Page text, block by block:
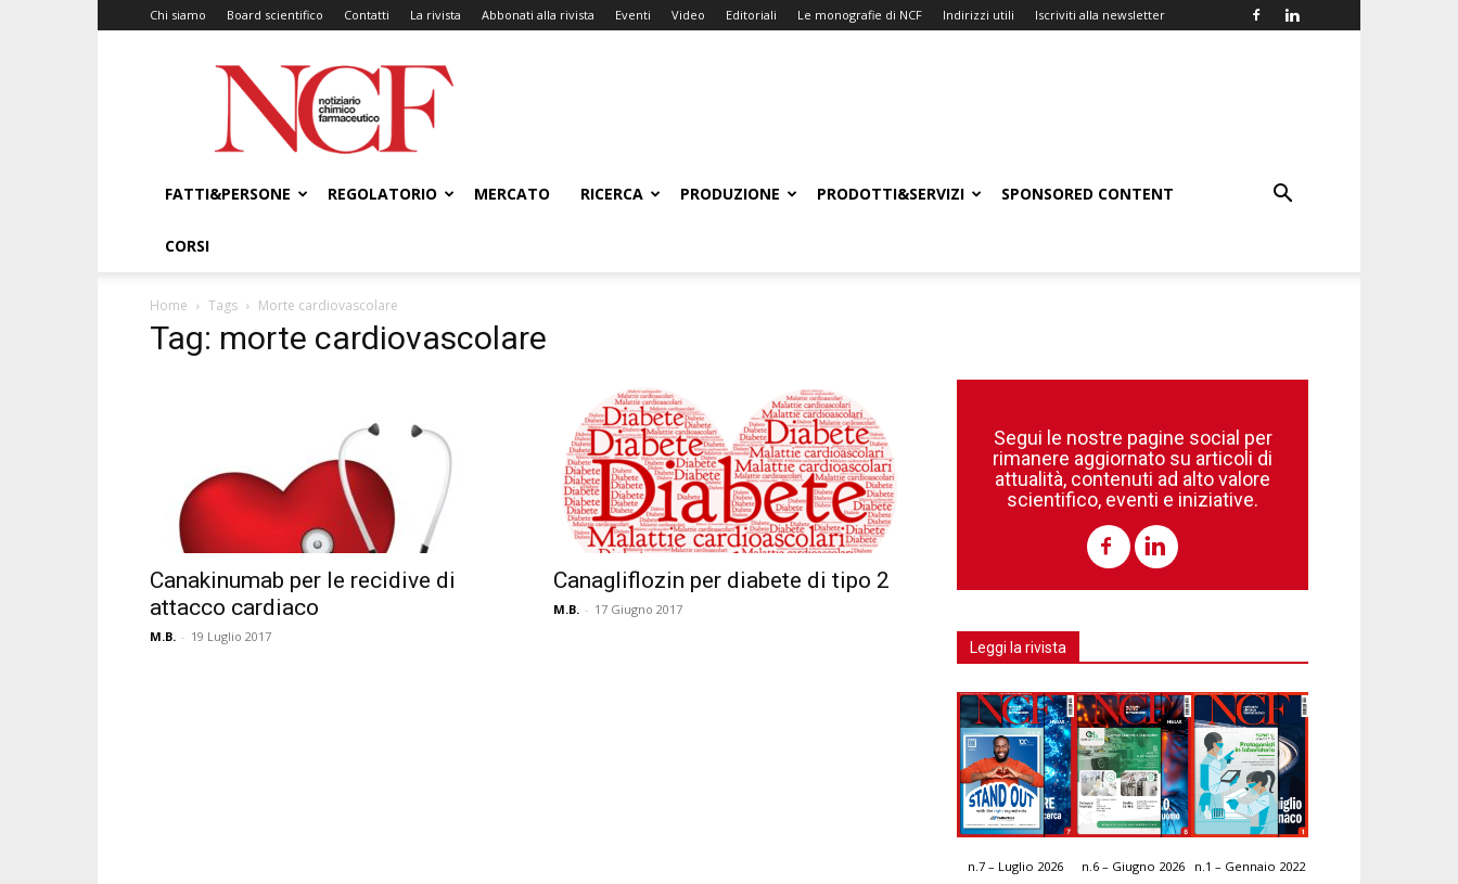
Chi siamo Board scientifico Contatti La rivista Abbonati alla rivista Eventi Video Editoriali Le monografie di NCF Indirizzi utili Iscriviti alla newsletter
NCF
–
Notiziario
Chimico
FATTI&PERSONE
REGOLATORIO MERCATO RICERCA PRODUZIONE PRODOTTI&SERVIZI SPONSORED CONTENT
CORSI
Home Tags Morte cardiovascolare
Tag: morte cardiovascolare
Canakinumab per le recidive di
attacco cardiaco
M.B. - 19 Luglio 2017
Canagliflozin per diabete di tipo 2
M.B. - 17 Giugno 2017
Segui le nostre pagine social per
rimanere aggiornato su articoli di
attualità, contenuti ad alto valore
scientifico, eventi e iniziative.
Leggi la rivista
n.7 – Luglio 2026 n.6 – Giugno 2026 n.1 – Gennaio 2022